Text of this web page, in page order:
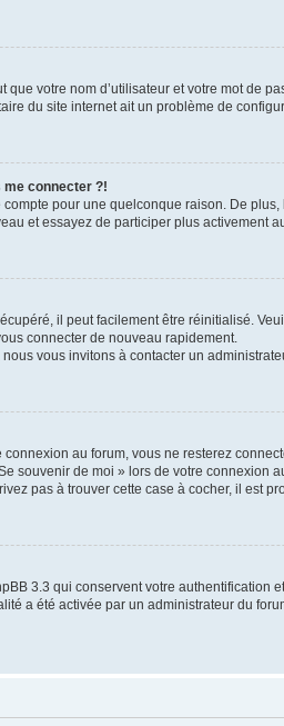
votre nom d’utilisateur et votre mot de
du site internet ait un problème de
me connecter ?!
pour une quelconque raison. De
et essayez de participer plus activement
il peut facilement être réinitialisé.
connecter de nouveau rapidement.
vous invitons à contacter un
au forum, vous ne resterez
souvenir de moi » lors de votre
pas à trouver cette case à cocher, il est
3.3 qui conservent votre
a été activée par un administrateur du